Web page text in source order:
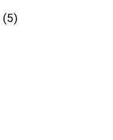
5